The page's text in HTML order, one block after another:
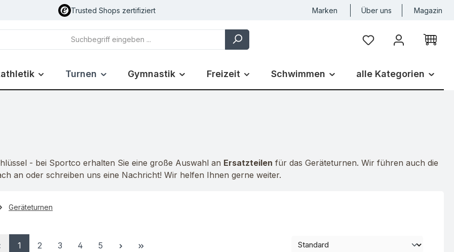
Trusted Shops zertifiziert Marken Über uns Magazin
Du hast 0 Produkte
Turnen Gymnastik Freizeit Schwimmen alle Kategorien
- bei Sportco erhalten Sie eine große Auswahl an Ersatzteilen für das Geräteturnen. Wir führen auch die
an oder schreiben uns eine Nachricht! Wir helfen Ihnen gerne weiter.
Geräteturnen
Seite
1 Seite
2 Seite
3 Seite
4 Seite
5